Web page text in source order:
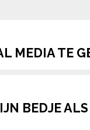
MEDIA TE
BEDJE